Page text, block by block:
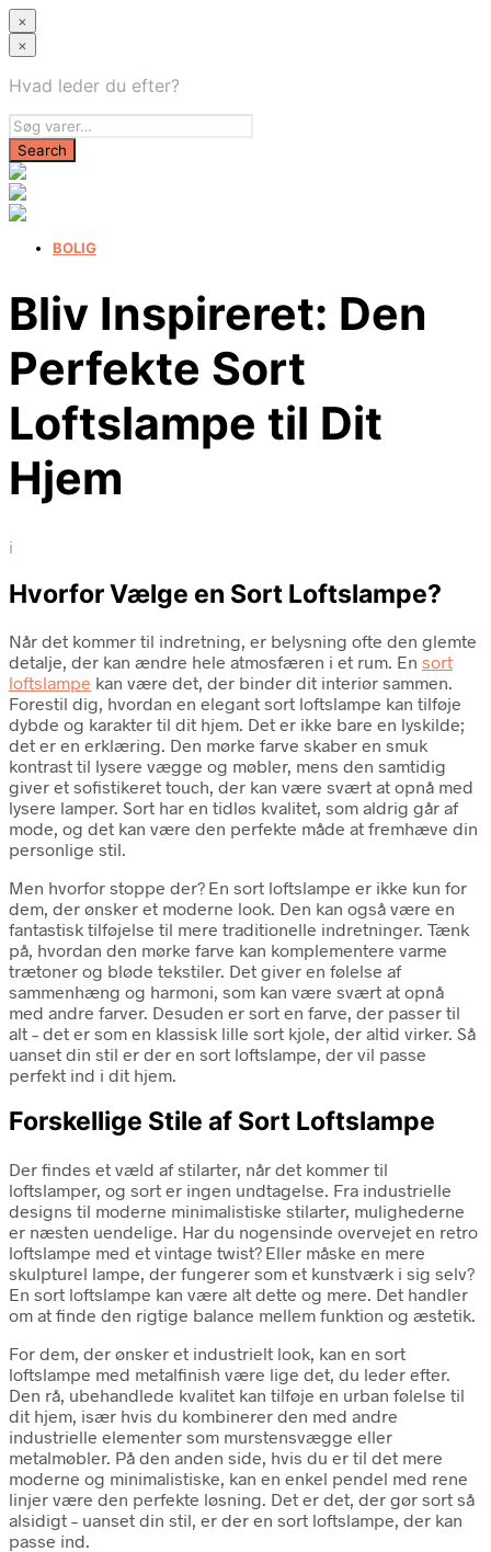
×
×
Hvad leder du efter?
BOLIG
Bliv Inspireret: Den
Perfekte Sort
Loftslampe til Dit
Hjem
i
Hvorfor Vælge en Sort Loftslampe?
Når det kommer til indretning, er belysning ofte den glemte
detalje, der kan ændre hele atmosfæren i et rum. En sort
loftslampe kan være det, der binder dit interiør sammen.
Forestil dig, hvordan en elegant sort loftslampe kan tilføje
dybde og karakter til dit hjem. Det er ikke bare en lyskilde;
det er en erklæring. Den mørke farve skaber en smuk
kontrast til lysere vægge og møbler, mens den samtidig
giver et sofistikeret touch, der kan være svært at opnå med
lysere lamper. Sort har en tidløs kvalitet, som aldrig går af
mode, og det kan være den perfekte måde at fremhæve din
personlige stil.
Men hvorfor stoppe der? En sort loftslampe er ikke kun for
dem, der ønsker et moderne look. Den kan også være en
fantastisk tilføjelse til mere traditionelle indretninger. Tænk
på, hvordan den mørke farve kan komplementere varme
trætoner og bløde tekstiler. Det giver en følelse af
sammenhæng og harmoni, som kan være svært at opnå
med andre farver. Desuden er sort en farve, der passer til
alt – det er som en klassisk lille sort kjole, der altid virker. Så
uanset din stil er der en sort loftslampe, der vil passe
perfekt ind i dit hjem.
Forskellige Stile af Sort Loftslampe
Der findes et væld af stilarter, når det kommer til
loftslamper, og sort er ingen undtagelse. Fra industrielle
designs til moderne minimalistiske stilarter, mulighederne
er næsten uendelige. Har du nogensinde overvejet en retro
loftslampe med et vintage twist? Eller måske en mere
skulpturel lampe, der fungerer som et kunstværk i sig selv?
En sort loftslampe kan være alt dette og mere. Det handler
om at finde den rigtige balance mellem funktion og æstetik.
For dem, der ønsker et industrielt look, kan en sort
loftslampe med metalfinish være lige det, du leder efter.
Den rå, ubehandlede kvalitet kan tilføje en urban følelse til
dit hjem, især hvis du kombinerer den med andre
industrielle elementer som murstensvægge eller
metalmøbler. På den anden side, hvis du er til det mere
moderne og minimalistiske, kan en enkel pendel med rene
linjer være den perfekte løsning. Det er det, der gør sort så
alsidigt – uanset din stil, er der en sort loftslampe, der kan
passe ind.